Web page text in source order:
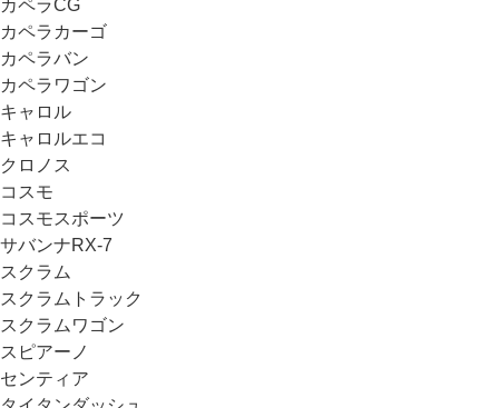
カペラCG
カペラカーゴ
カペラバン
カペラワゴン
キャロル
キャロルエコ
クロノス
コスモ
コスモスポーツ
サバンナRX-7
スクラム
スクラムトラック
スクラムワゴン
スピアーノ
センティア